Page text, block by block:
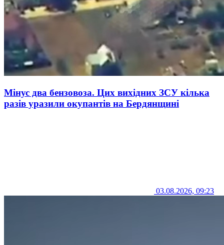
Мінус два бензовоза. Цих вихідних ЗСУ кілька
разів уразили окупантів на Бердянщині
03.08.2026, 09:23